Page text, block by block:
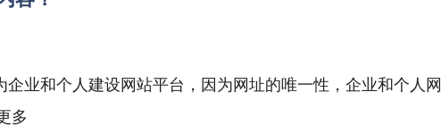
业和个人建设网站平台，因为网址的唯一性，企业和个人网
多